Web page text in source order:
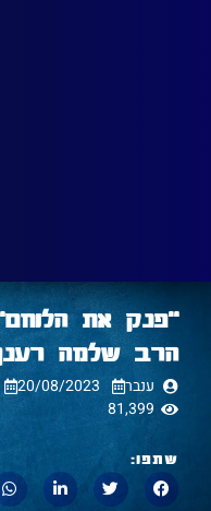
״פנק את
הרב שלמה רענן
ענבר 20/08/2023
81,399
שתפו: